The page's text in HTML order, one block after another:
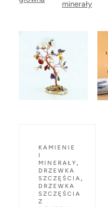
minerały
KAMIENIE
I
MINERAŁY,
DRZEWKA
SZCZĘŚCIA,
DRZEWKA
SZCZĘŚCIA
Z